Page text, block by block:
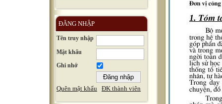
ĐĂNG NHẬP
Tên truy nhập
Mật khẩu
Ghi nhớ
Quên mật khẩu ĐK thành viên